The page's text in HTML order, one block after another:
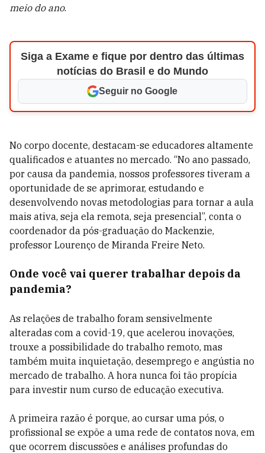
meio do ano.
Siga a Exame e fique por dentro das últimas
notícias do Brasil e do Mundo
Seguir no Google
No corpo docente, destacam-se educadores altamente
qualificados e atuantes no mercado. “No ano passado,
por causa da pandemia, nossos professores tiveram a
oportunidade de se aprimorar, estudando e
desenvolvendo novas metodologias para tornar a aula
mais ativa, seja ela remota, seja presencial”, conta o
coordenador da pós-graduação do Mackenzie,
professor Lourenço de Miranda Freire Neto.
Onde você vai querer trabalhar depois da
pandemia?
As relações de trabalho foram sensivelmente
alteradas com a covid-19, que acelerou inovações,
trouxe a possibilidade do trabalho remoto, mas
também muita inquietação, desemprego e angústia no
mercado de trabalho. A hora nunca foi tão propícia
para investir num curso de educação executiva.
A primeira razão é porque, ao cursar uma pós, o
profissional se expõe a uma rede de contatos nova, em
que ocorrem discussões e análises profundas do